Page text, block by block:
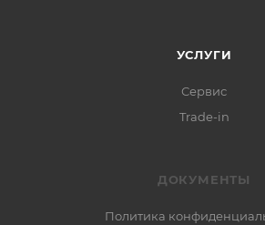
УСЛУГИ
Сервис
Trade-in
ДОКУМЕНТЫ
Политика